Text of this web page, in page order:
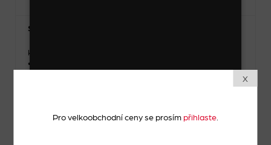
X
Pro velkoobchodní ceny se prosímpřihlaste
Samolepky
Kód zboží: 48139_2_1
• Materiál: umělá hmota, papír